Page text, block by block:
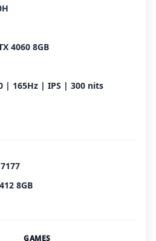
4060 8GB
| 165Hz | IPS | 300 nits
8GB
GAMES